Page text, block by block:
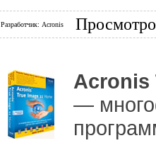
Разработчик: Acronis
Acronis
—